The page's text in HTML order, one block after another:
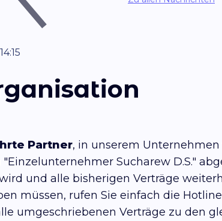
Partner, in unserem
"Einzelunternehmer Sucharew D.S."
und alle bisherigen Verträge
müssen, rufen Sie einfach die
umgeschriebenen Verträge zu den